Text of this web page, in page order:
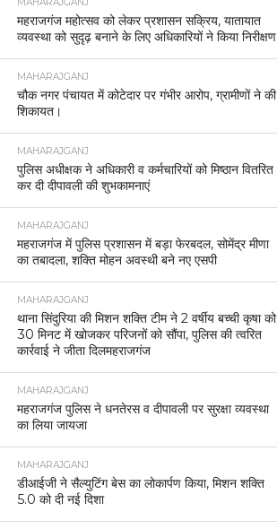
महराजगंज महोत्सव को लेकर प्रशासन सक्रिय, यातायात
व्यवस्था को सुदृढ़ बनाने के लिए अधिकारियों ने किया निरीक्षण
MAHARAJGANJ
चौक नगर पंचायत में कोटेदार पर गंभीर आरोप, ग्रामीणों ने की
शिकायत।
MAHARAJGANJ
पुलिस अधीक्षक ने अधिकारी व कर्मचारियों को मिष्ठान वितरित
कर दी दीपावली की शुभकामनाएं
MAHARAJGANJ
महराजगंज में पुलिस प्रशासन में बड़ा फेरबदल, सोमेंद्र मीणा
का तबादला, शक्ति मोहन अवस्थी बने नए एसपी
MAHARAJGANJ
थाना सिंदुरिया की मिशन शक्ति टीम ने 2 वर्षीय बच्ची कृषा को
30 मिनट में खोजकर परिजनों को सौंपा, पुलिस की त्वरित
कार्रवाई ने जीता दिलमहराजगंज
MAHARAJGANJ
महराजगंज पुलिस ने धनतेरस व दीपावली पर सुरक्षा व्यवस्था
का लिया जायजा
MAHARAJGANJ
डीआईजी ने सैल्युटिंग बेस का लोकार्पण किया, मिशन शक्ति
5.0 को दी नई दिशा